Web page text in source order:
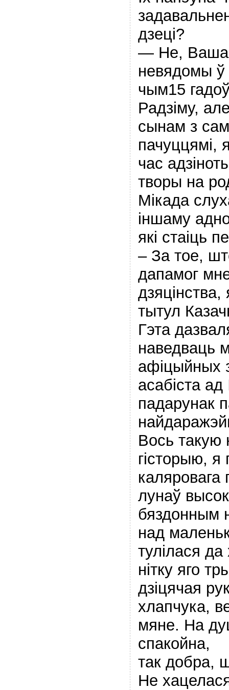
дзеці?
— Не, Ваша
невядомы ў
чым15
Радзіму,
сынам з
пачуццямі,
час
творы на
Мікада
іншаму
які стаіць
– За тое,
дапамог
тытул
Гэта
наведваць
афіцыйных
асабіста
падарунак
Вось такую
гісторыю, я
каляровага
лунаў
бяздонным
над
тулілася
нітку яго
дзіцячая
хлапчука,
мяне. На
спакойна,
так добра,
Не